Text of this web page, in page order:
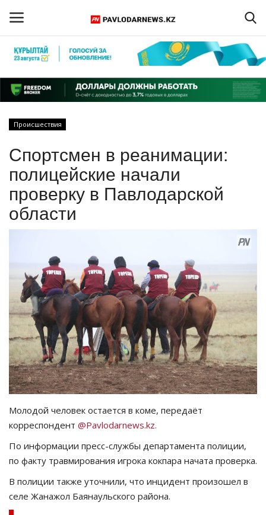
Регистрация
Главная
ПАВЛОДАРСКАЯ ОБЛАСТЬ
КАЗАХСТАН
МИР
СПЕЦПРОЕКТЫ
СПОРТ
Чек-лист
РАЗВЛЕЧЕНИЯ
OFFICIAL
Курултай
Қазақша Русский
Происшествия
Спортсмен в реанимации:
полицейские начали
проверку в Павлодарской
области
Молодой человек остается в коме, передаёт
корреспондент @Pavlodarnews.kz.
По информации пресс-службы департамента полиции,
по факту травмирования игрока кокпара начата проверка.
В полиции также уточнили, что инцидент произошел в
селе Жанажол Баянаульского района.